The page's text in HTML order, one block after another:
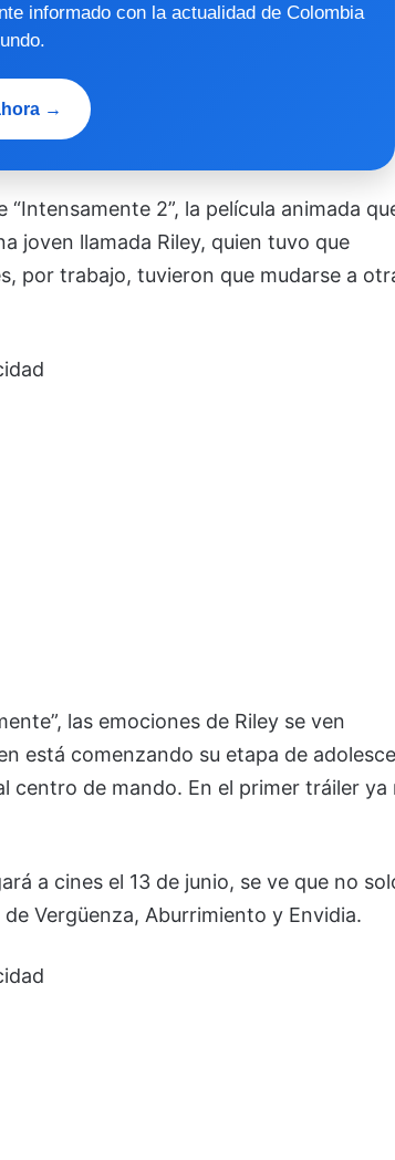
informado con la actualidad de Colombia
→
2”, la película animada
joven llamada Riley, quien tuvo que
por trabajo, tuvieron que mudarse a
las emociones de Riley se ven
está comenzando su etapa de
centro de mando. En el primer tráiler ya
a cines el 13 de junio, se ve que no
Vergüenza, Aburrimiento y Envidia.